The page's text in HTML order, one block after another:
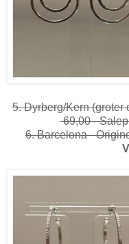
5. Dyrberg/Kern (groter
69,00 -
6. Barcelona -